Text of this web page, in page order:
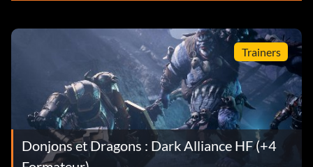
Trainers
Donjons et Dragons : Dark Alliance HF (+4